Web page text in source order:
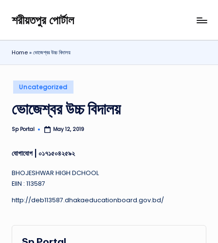
Skip
content
শরীয়তপুর পোর্টাল
শরীয়তপুর
জেলা
বিষয়ক
পোর্টাল
Home»ভোজেশ্বর উচ্চ বিদালয়
Posted
in
Uncategorized
ভোজেশ্বর উচ্চ বিদালয়
Posted
Sp Portal May 12, 2019
যোগাযোগ | ০১৭১৫০৪২৫৯২
BHOJESHWAR HIGH DCHOOL
EIIN : 113587
http://deb113587.dhakaeducationboard.gov.bd/